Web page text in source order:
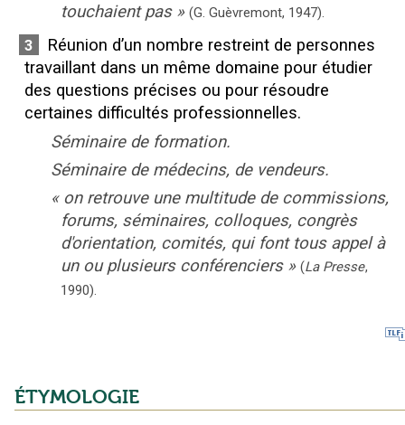
touchaient pas » (G. Guèvremont, 1947).
3
Réunion d’un nombre restreint de personnes
travaillant dans un même domaine pour étudier
des questions précises ou pour résoudre
certaines difficultés professionnelles.
Séminaire de formation.
Séminaire de médecins, de vendeurs.
« on retrouve une multitude de commissions,
forums, séminaires, colloques, congrès
d'orientation, comités, qui font tous appel à
un ou plusieurs conférenciers » (La Presse,
1990).
ÉTYMOLOGIE